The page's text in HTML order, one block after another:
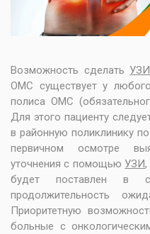
Возможность сделать
ОМС существует у
полиса ОМС
Для этого пациенту
в районную поликлинику
первичном осмотре
уточнения с помощью УЗИ,
будет поставлен в
продолжительность
Приоритетную
больные с